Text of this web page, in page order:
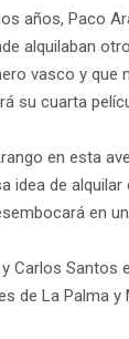
años, Paco
alquilaban
vasco y que
su cuarta
en esta
idea de
en
Carlos
de La Palma